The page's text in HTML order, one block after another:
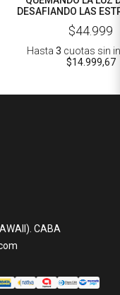
DESAFIANDO LAS
EMILY
$44.999
Hasta 3 cuotas sin
$14.999,67
CABA